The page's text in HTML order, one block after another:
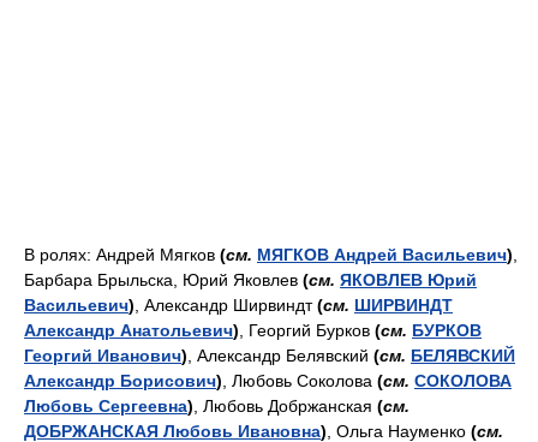
В ролях: Андрей Мягков (см. МЯГКОВ Андрей Васильевич)
Барбара Брыльска, Юрий Яковлев (см. ЯКОВЛЕВ Юрий
Васильевич) , Александр Ширвиндт(см. ШИРВИНДТ
Александр Анатольевич) , Георгий Бурков (см. БУРКОВ
Георгий Иванович) , Александр Белявский (см. БЕЛЯВСКИЙ
Александр Борисович) , Любовь Соколова (см. СОКОЛОВА
Любовь Сергеевна) , Любовь Добржанская (см.
ДОБРЖАНСКАЯ Любовь Ивановна) , Ольга Науменко (см.